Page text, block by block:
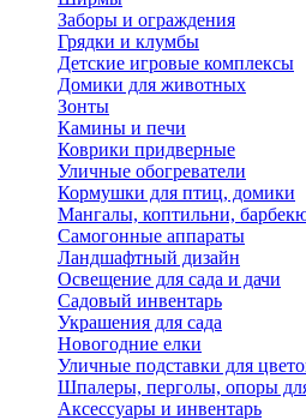
Заборы и ограждения
Грядки и клумбы
Детские игровые комплексы
Домики для животных
Зонты
Камины и печи
Коврики придверные
Уличные обогреватели
Кормушки для птиц, домики
Мангалы, коптильни,
Самогонные аппараты
Ландшафтный дизайн
Освещение для сада и дачи
Садовый инвентарь
Украшения для сада
Новогодние елки
Уличные подставки для
Шпалеры, перголы, опоры
Аксессуары и инвентарь